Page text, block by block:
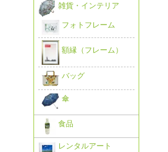
雑貨・インテリア
フォトフレーム
額縁（フレーム）
バッグ
傘
食品
レンタルアート